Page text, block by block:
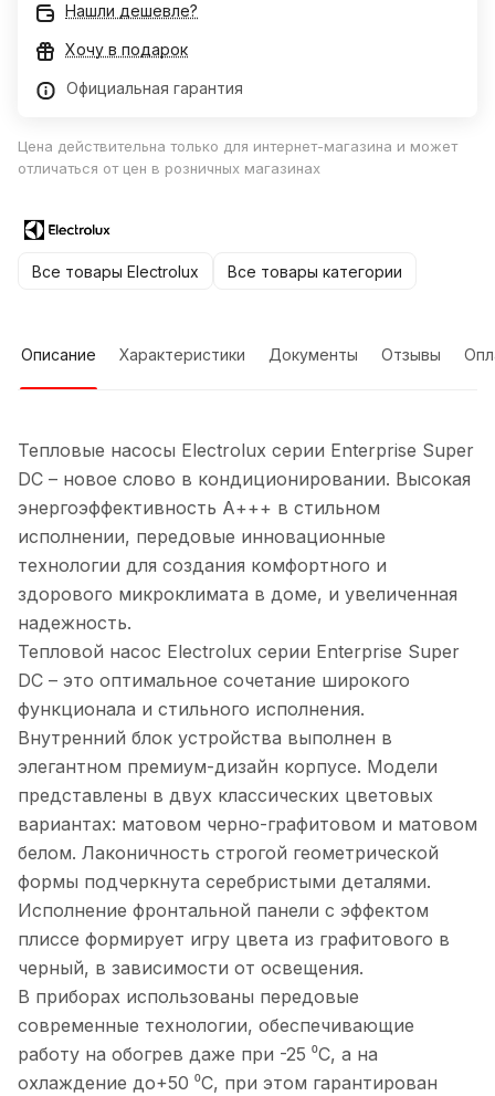
Нашли дешевле?
Хочу в подарок
Официальная гарантия
Цена действительна только для интернет-магазина и может
отличаться от цен в розничных магазинах
Все товары Electrolux Все товары категории
Описание Характеристики Документы Отзывы
Тепловые насосы Electrolux серии Enterprise Super
DC – новое слово в кондиционировании. Высокая
энергоэффективность А+++ в стильном
исполнении, передовые инновационные
технологии для создания комфортного и
здорового микроклимата в доме, и увеличенная
надежность.
Тепловой насос Electrolux серии Enterprise Super
DC – это оптимальное сочетание широкого
функционала и стильного исполнения.
Внутренний блок устройства выполнен в
элегантном премиум-дизайн корпусе. Модели
представлены в двух классических цветовых
вариантах: матовом черно-графитовом и матовом
белом. Лаконичность строгой геометрической
формы подчеркнута серебристыми деталями.
Исполнение фронтальной панели с эффектом
плиссе формирует игру цвета из графитового в
черный, в зависимости от освещения.
В приборах использованы передовые
современные технологии, обеспечивающие
работу на обогрев даже при -25 ⁰С, а на
охлаждение до+50 ⁰С, при этом гарантирован